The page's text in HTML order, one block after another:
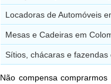
Locadoras de Automóveis
Mesas e Cadeiras em
Sítios, chácaras e fazendas
Não compensa